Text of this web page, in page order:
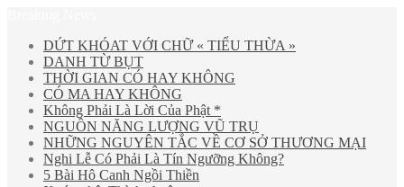
DỨT KHÓAT VỚI CHỮ « TIỂU THỪA »
DANH TỪ BỤT
THỜI GIAN CÓ HAY KHÔNG
CÓ MA HAY KHÔNG
Không Phải Là Lời Của Phật *
NGUỒN NĂNG LƯỢNG VŨ TRỤ
NHỮNG NGUYÊN TẮC VỀ CƠ SỞ THƯƠNG MẠI
Nghi Lễ Có Phải Là Tín Ngưỡng Không?
5 Bài Hô Canh Ngồi Thiền